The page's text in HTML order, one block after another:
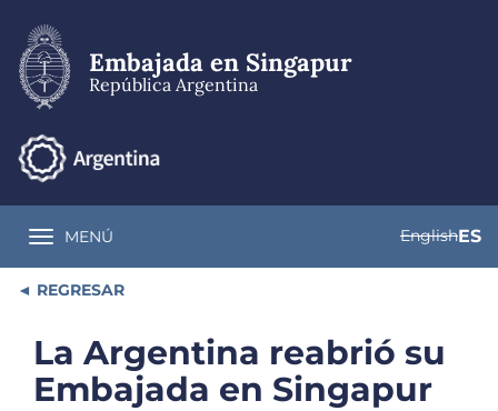
contenido
principal
Embajada en Singapur
República Argentina
Toggle navigation
MENÚ EnglishES
REGRESAR
La Argentina reabrió su
Embajada en Singapur